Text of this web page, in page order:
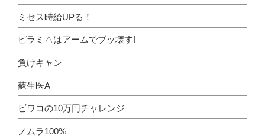
ミセス時給UPる！
ピラミ△はアームでブッ壊す!
負けキャン
蘇生医A
ビワコの10万円チャレンジ
ノムラ100%